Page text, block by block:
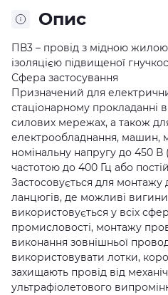
Опис
ПВ3 – провід з мідною жилою
ізоляцією підвищеної
Сфера застосування
Призначений для
стаціонарному прокладанні
силових мережах, а також
електрообладнання, машин,
номінальну напругу до 450
частотою до 400 Гц або
Застосовується для монтажу
ланцюгів, де можливі
використовується у всіх
промисловості, монтажу
виконання зовнішньої
використовувати лотки,
захищають провід від
ультрафіолетового